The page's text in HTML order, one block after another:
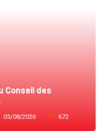
Conseil des
05/08/2026 672